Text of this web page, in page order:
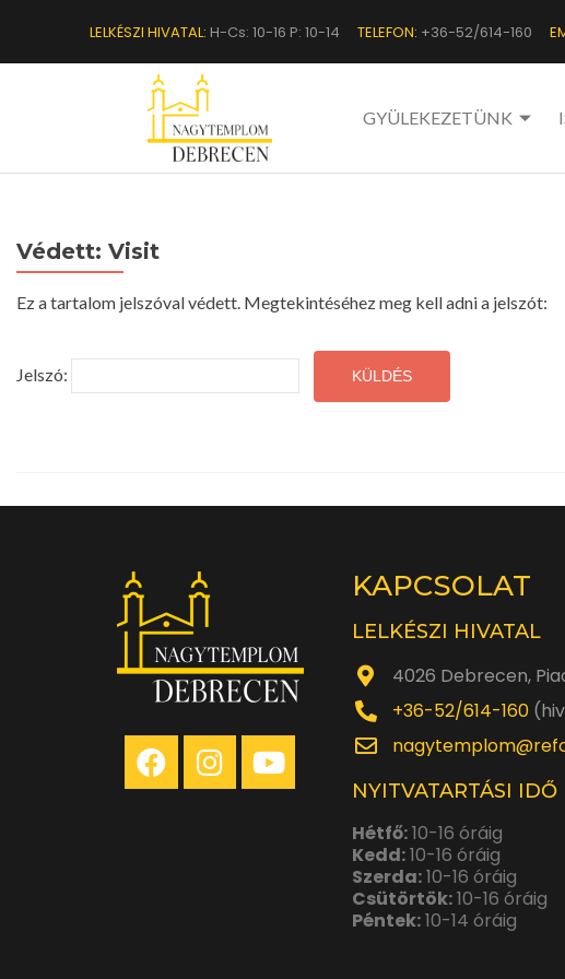
LELKÉSZI HIVATAL: H-Cs: 10-16 P: 10-14 TELEFON: +36-52/614-160
GYÜLEKEZETÜNK
Védett: Visit
Ez a tartalom jelszóval védett. Megtekintéséhez meg kell adni a jelszót:
Jelszó:
KAPCSOLAT
LELKÉSZI HIVATAL
4026 Debrecen,
+36-52/614-160
NYITVATARTÁSI IDŐ
Hétfő:10-16 óráig
Kedd:10-16 óráig
Szerda:10-16 óráig
Csütörtök:10-16 óráig
Péntek:10-14 óráig